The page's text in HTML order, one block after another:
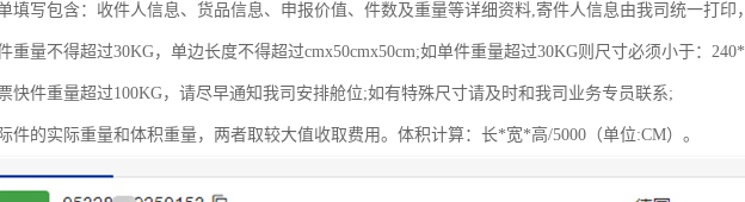
填写包含：收件人信息、货品信息、申报价值、件数及重量等详细资料,寄件人信息由我司统一打印
重量不得超过30KG，单边长度不得超过cmx50cmx50cm;如单件重量超过30KG则尺寸必须小于：
快件重量超过100KG，请尽早通知我司安排舱位;如有特殊尺寸请及时和我司业务专员联系;
件的实际重量和体积重量，两者取较大值收取费用。体积计算：长*宽*高/5000（单位:CM）。